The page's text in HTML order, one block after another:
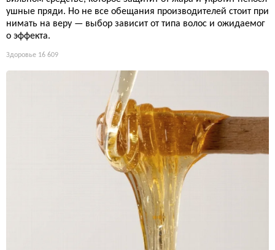
ушные пряди. Но не все обещания производителей стоит при
нимать на веру — выбор зависит от типа волос и ожидаемог
о эффекта.
Здоровье 16 609